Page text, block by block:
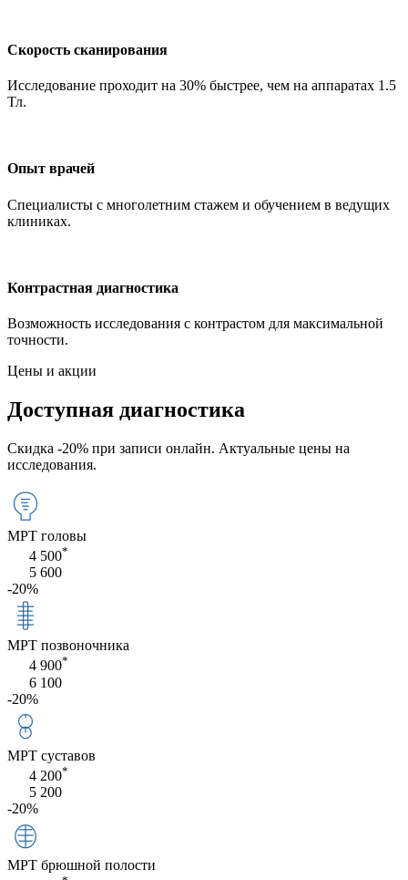
Скорость сканирования
Исследование проходит на 30% быстрее, чем на аппаратах 1.5
Тл.
Опыт врачей
Специалисты с многолетним стажем и обучением в ведущих
клиниках.
Контрастная диагностика
Возможность исследования с контрастом для максимальной
точности.
Цены и акции
Доступная диагностика
Скидка -20% при записи онлайн. Актуальные цены на
исследования.
МРТ головы
4 500*
5 600
-20%
МРТ позвоночника
4 900*
6 100
-20%
МРТ суставов
4 200*
5 200
-20%
МРТ брюшной полости